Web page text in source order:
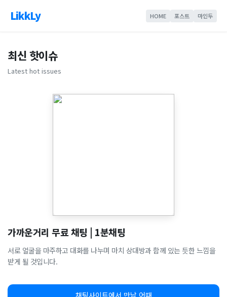
LikkLy HOME 포스트 마인두
최신 핫이슈
Latest hot issues
가까운거리 무료 채팅 | 1분채팅
서로 얼굴을 마주하고 대화를 나누며 마치 상대방과 함께 있는 듯한 느낌을
받게 될 것입니다.
채팅사이트에서 만남 어때